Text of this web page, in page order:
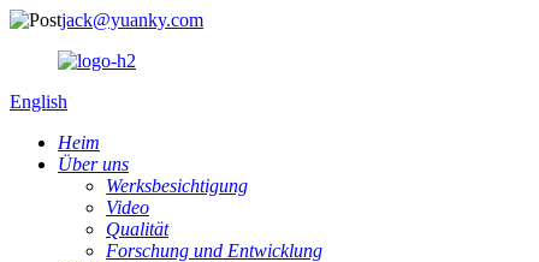
jack@yuanky.com
English
Heim
Über uns
Werksbesichtigung
Video
Qualität
Forschung und Entwicklung